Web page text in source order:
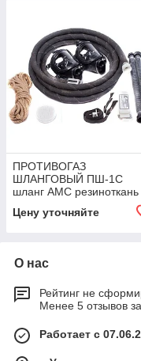
ПРОТИВОГАЗ
ШЛАНГОВЫЙ ПШ-1С
шланг АМС резиноткань
Цену уточняйте
О нас
Рейтинг не
Менее 5 отзывов
Работает с